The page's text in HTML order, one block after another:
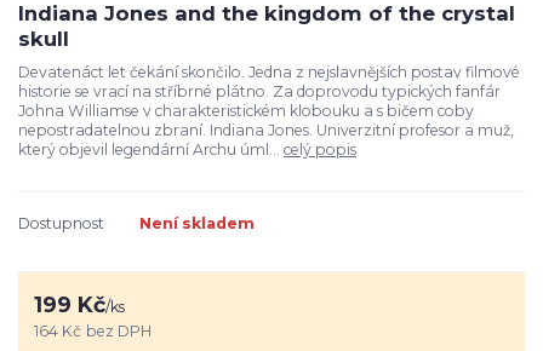
Indiana Jones and the kingdom of the crystal
skull
Devatenáct let čekání skončilo. Jedna z nejslavnějších postav filmové
historie se vrací na stříbrné plátno. Za doprovodu typických fanfár
Johna Williamse v charakteristickém klobouku a s bičem coby
nepostradatelnou zbraní. Indiana Jones. Univerzitní profesor a muž,
který objevil legendární Archu úml... celý popis
Dostupnost Není skladem
199 Kč/ks
164 Kč bez DPH